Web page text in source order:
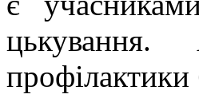
профілактики